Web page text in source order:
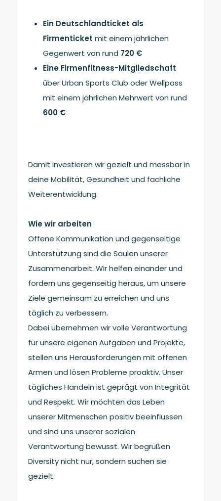
Ein Deutschlandticket als
Firmenticket mit einem jährlichen
Gegenwert von rund 720 €
Eine Firmenfitness-Mitgliedschaft
über Urban Sports Club oder Wellpass
mit einem jährlichen Mehrwert von rund
600 €
Damit investieren wir gezielt und messbar in
deine Mobilität, Gesundheit und fachliche
Weiterentwicklung.
Wie wir arbeiten
Offene Kommunikation und gegenseitige
Unterstützung sind die Säulen unserer
Zusammenarbeit. Wir helfen einander und
fordern uns gegenseitig heraus, um unsere
Ziele gemeinsam zu erreichen und uns
täglich zu verbessern.
Dabei übernehmen wir volle Verantwortung
für unsere eigenen Aufgaben und Projekte,
stellen uns Herausforderungen mit offenen
Armen und lösen Probleme proaktiv. Unser
tägliches Handeln ist geprägt von Integrität
und Respekt. Wir möchten das Leben
unserer Mitmenschen positiv beeinflussen
und sind uns unserer sozialen
Verantwortung bewusst. Wir begrüßen
Diversity nicht nur, sondern suchen sie
gezielt.